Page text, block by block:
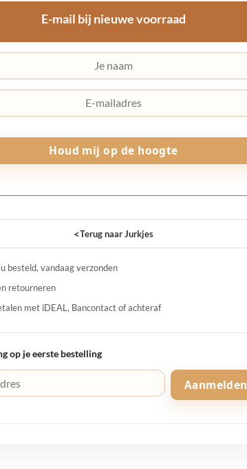
E-mail bij nieuwe voorraad
<Terug naar Jurkjes
besteld, vandaag verzonden
retourneren
met iDEAL, Bancontact of achteraf
op je eerste bestelling
Aanmelden